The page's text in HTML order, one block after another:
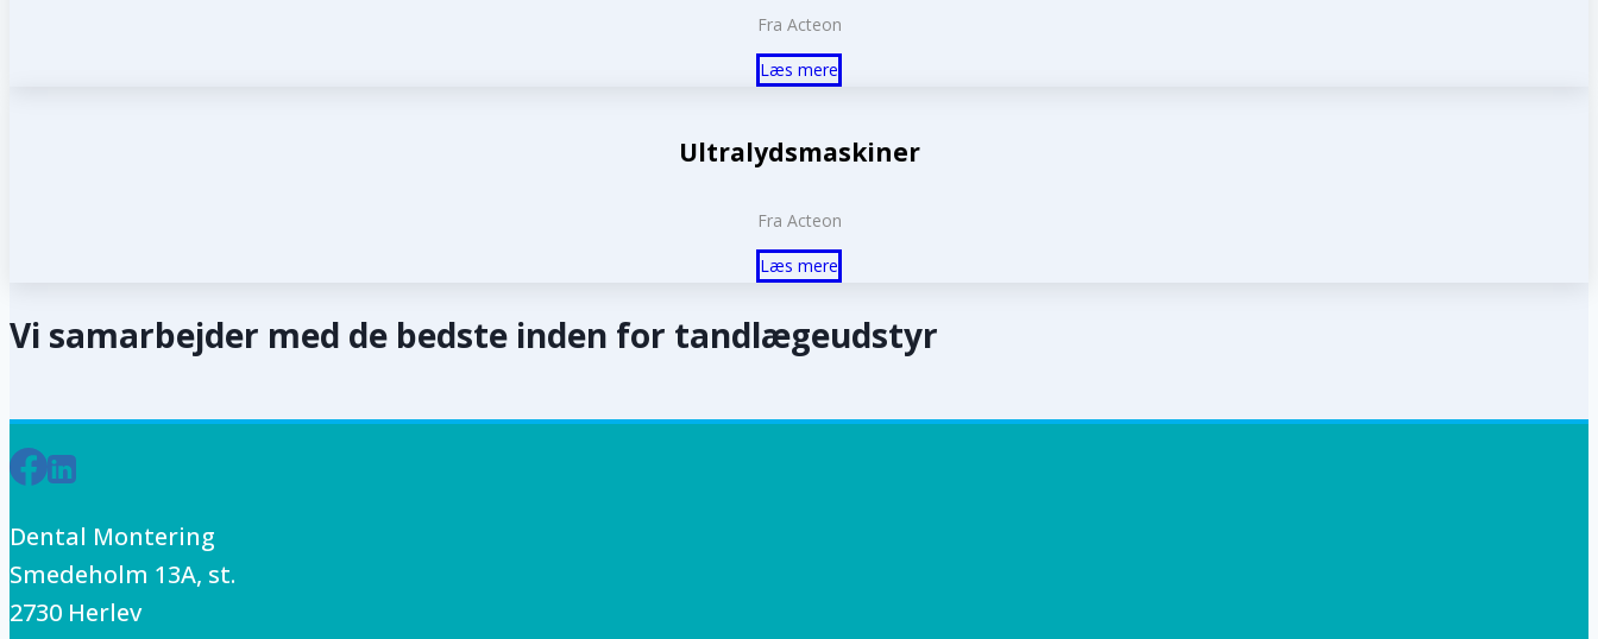
Fra Acteon
Læs mere
Ultralydsmaskiner
Fra Acteon
Læs mere
Vi samarbejder med de bedste inden for tandlægeudstyr
Dental Montering
Smedeholm 13A, st.
2730 Herlev